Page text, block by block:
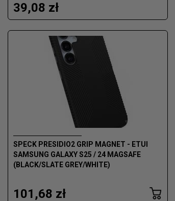
39,08 zł
SPECK PRESIDIO2 GRIP MAGNET - ETUI
SAMSUNG GALAXY S25 / 24 MAGSAFE
(BLACK/SLATE GREY/WHITE)
101,68 zł